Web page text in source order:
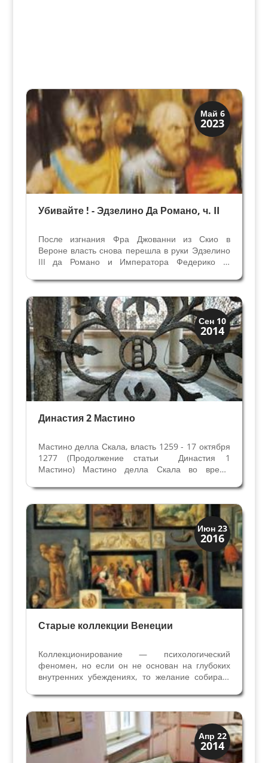
Май 6
2023
Верона
Средневековая
Убивайте ! - Эдзелино Да Романо, ч. II
После изгнания Фра Джованни из Скио в
Вероне власть снова перешла в руки Эдзелино
III да Романо и Императора Федерико II,
течении следующих 23 лет Эдзелино III правил
Вероной и завоёванными территориями, и
проявил себя также...
Сен 10
2014
Верона и Падуя
Династии
Династия 2 Мастино
Мастино делла Скала, власть 1259 - 17 октября
1277 (Продолжение статьи Династия 1
Мастино) Мастино делла Скала во время
XIII века, занимается укреплением своих замков
в округе и украшением домов в Вероне,
экономикой и...
Июн 23
2016
Искусство
Коллекции знати
Старые коллекции Венеции
Коллекционирование — психологический
феномен, но если он не основан на глубоких
внутренних убеждениях, то желание собирать
была огромной Кунсткамерой - Комнатой чудес
— в каждом Дворце собирали греческие и
римские статуи и...
Апр 22
2014
Верона
Средневековая